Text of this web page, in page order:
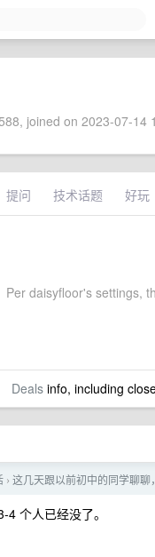
joined on 2023-07-14
提问 技术话题 好玩
Per daisyfloor's settings,
Dealsinfo, including
› 这几天跟以前初中的同学聊
个人已经没了。